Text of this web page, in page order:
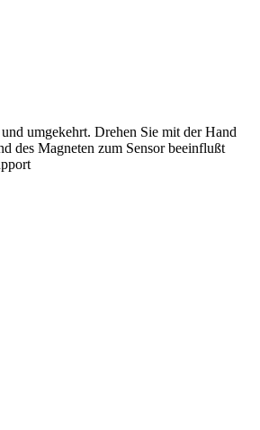
umgekehrt. Drehen Sie mit der Hand
des Magneten zum Sensor beeinflußt